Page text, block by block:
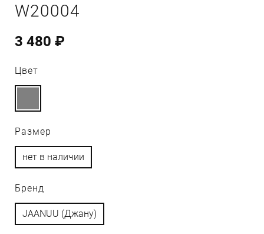
W20004
3 480 ₽
Цвет
Размер
нет в наличии
Бренд
JAANUU (Джану)